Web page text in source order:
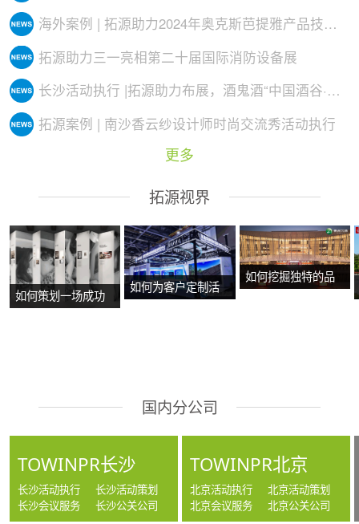
海外案例 | 拓源助力2024年奥克斯芭提雅产品技术培训会议圆满举行
拓源助力三一亮相第二十届国际消防设备展
长沙活动执行 |拓源助力布展，酒鬼酒“中国酒谷·湘西影像艺术展”落地
拓源案例 | 南沙香云纱设计师时尚交流秀活动执行
更多
拓源视界
如何策划一场成功
如何为客户定制活
如何挖掘独特的品
国内分公司
TOWINPR长沙
长沙活动执行
长沙活动策划
长沙会议服务
长沙公关公司
TOWINPR北京
北京活动执行
北京活动策划
北京会议服务
北京公关公司